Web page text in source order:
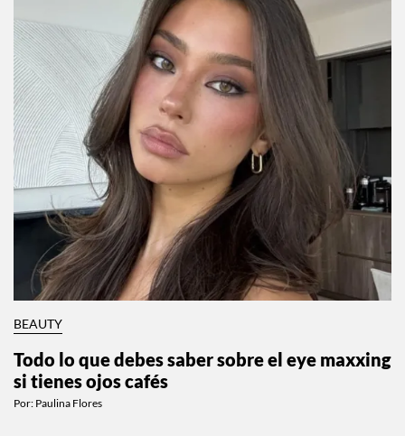
BEAUTY
Todo lo que debes saber sobre el eye maxxing
si tienes ojos cafés
Por: Paulina Flores